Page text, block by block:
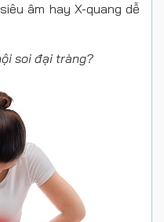
âm hay X-quang dễ
soi đại tràng?